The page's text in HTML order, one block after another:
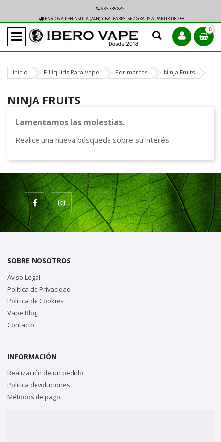
633 335 882
ENVÍOS A PENÍNSULA (24H) Y BALEARES: 5€ / GRATIS A PARTIR DE 25€
0
Inicio E-Liquids Para Vape Por marcas Ninja Fruits
NINJA FRUITS
Lamentamos las molestias.
Realice una nueva búsqueda sobre su interés
SOBRE NOSOTROS
Aviso Legal
Política de Privacidad
Política de Cookies
Vape Blog
Contacto
INFORMACIÓN
Realización de un pedido
Política devoluciones
Métodos de pago